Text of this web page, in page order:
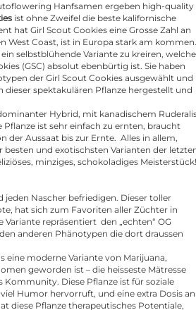
Hanfsamen ergeben high-quality
ist ohne Zweifel die beste kalifornische
hat Girl Scout Cookies eine Grosse Zahl an
West Coast, ist in Europa stark am kommen.
selbstblühende Variante zu kreiren, welche
(GSC) absolut ebenbürtig ist. Sie haben
der Girl Scout Cookies ausgewählt und
dieser spektakulären Pflanze hergestellt und
Hybrid, mit kanadischem
Pflanze ist sehr einfach zu ernten, braucht
der Aussaat bis zur Ernte. Alles in allem,
besten und exotischsten Varianten der
minziges, schokoladiges Meisterstück!
jeden Nascher befriedigen. Dieser toller
hat sich zum Favoriten aller Züchter in
Variante repräsentiert den „echten“ OG
anderen Phänotypen die dort draussen
eine moderne Variante von Marijuana,
geworden ist – die heisseste Mätresse
Kommunity. Diese Pflanze ist für soziale
Humor hervorruft, und eine extra Dosis an
diese Pflanze therapeutisches Potentiale,